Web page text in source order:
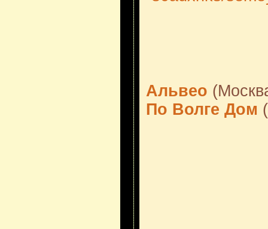
Альвео
По Волге Дом